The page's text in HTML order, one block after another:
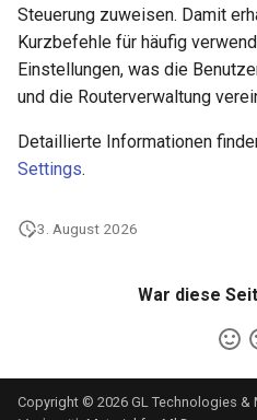
Steuerung zuweisen. Damit
Kurzbefehle für häufig
Einstellungen, was die
und die Routerverwaltung
Detaillierte Informationen
Settings.
3. August 2026
War diese
Copyright © 2026 GL Technologies &